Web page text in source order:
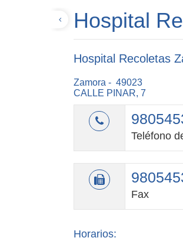
Hospital
Hospital Recoletas
Zamora - 49023
CALLE PINAR, 7
Teléfono
Fax
Horarios: